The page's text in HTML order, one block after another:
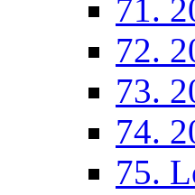
71.
72.
73.
74.
75.